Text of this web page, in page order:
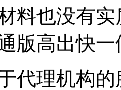
料也没有
版高出快
代理机构